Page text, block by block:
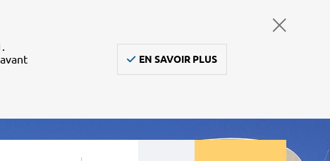
EN SAVOIR PLUS